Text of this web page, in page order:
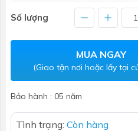
Số lượng
MUA NGAY
(Giao tận nơi hoặc lấy tại
Bảo hành : 05 năm
Tình trạng: Còn hàng